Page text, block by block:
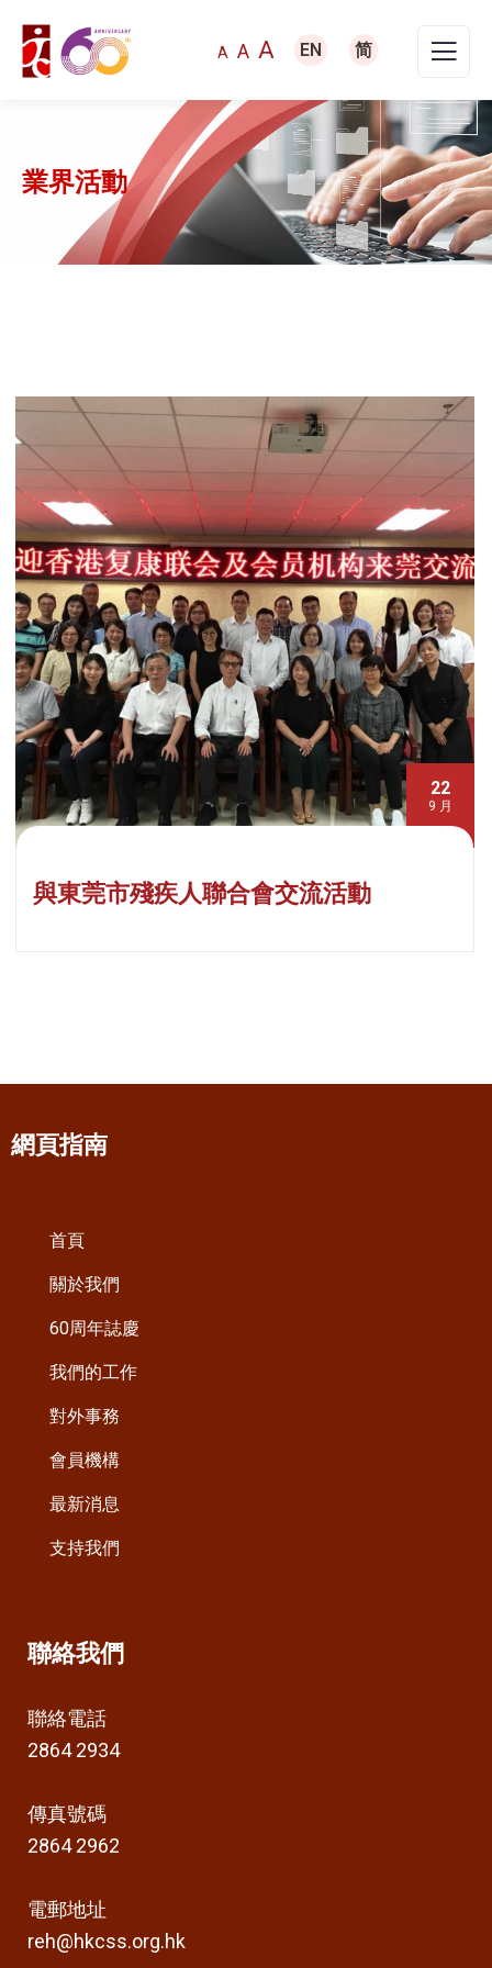
A A A EN 简
業界活動
22
9 月
與東莞市殘疾人聯合會交流活動
網頁指南
首頁
關於我們
60周年誌慶
我們的工作
對外事務
會員機構
最新消息
支持我們
聯絡我們
聯絡電話
2864 2934
傳真號碼
2864 2962
電郵地址
reh@hkcss.org.hk